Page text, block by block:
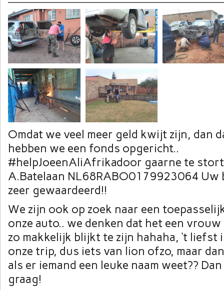
Omdat we veel meer geld kwijt zijn, dan
hebben we een fonds opgericht..
#helpJoeenAliAfrikadoor gaarne te
A.Batelaan NL68RABO0179923064
zeer gewaardeerd!!
We zijn ook op zoek naar een
onze auto.. we denken dat het een
zo makkelijk blijkt te zijn hahaha, ‘t liefst
onze trip, dus iets van lion ofzo, maar
als er iemand een leuke naam weet??
graag!